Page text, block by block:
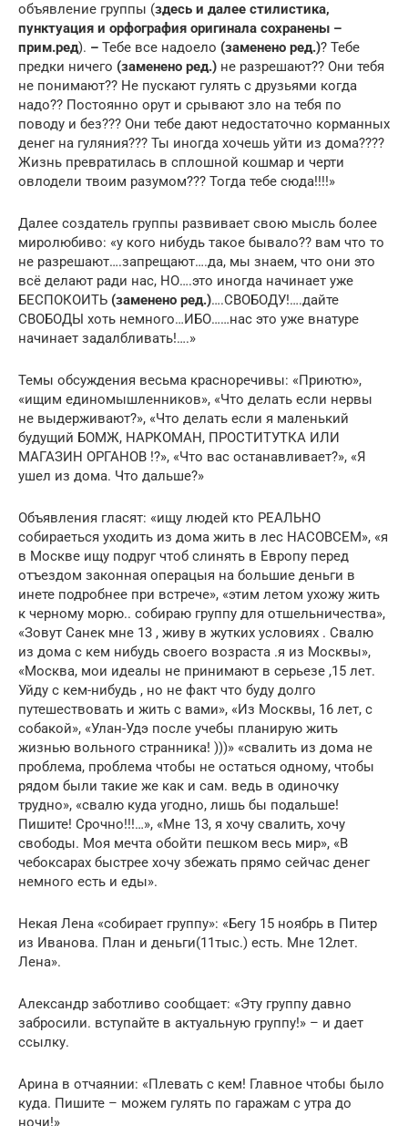
объявление группы (здесь и далее стилистика,
пунктуация и орфография оригинала сохранены –
прим.ред). – Тебе все надоело (заменено ред.)? Тебе
предки ничего (заменено ред.) не разрешают?? Они тебя
не понимают?? Не пускают гулять с друзьями когда
надо?? Постоянно орут и срывают зло на тебя по
поводу и без??? Они тебе дают недостаточно корманных
денег на гуляния??? Ты иногда хочешь уйти из дома????
Жизнь превратилась в сплошной кошмар и черти
овлодели твоим разумом??? Тогда тебе сюда!!!!»
Далее создатель группы развивает свою мысль более
миролюбиво: «у кого нибудь такое бывало?? вам что то
не разрешают….запрещают….да, мы знаем, что они это
всё делают ради нас, НО….это иногда начинает уже
БЕСПОКОИТЬ (заменено ред.)….СВОБОДУ!….дайте
СВОБОДЫ хоть немного…ИБО……нас это уже внатуре
начинает задалбливать!….»
Темы обсуждения весьма красноречивы: «Приютю»,
«ищим единомышленников», «Что делать если нервы
не выдерживают?», «Что делать если я маленький
будущий БОМЖ, НАРКОМАН, ПРОСТИТУТКА ИЛИ
МАГАЗИН ОРГАНОВ !?», «Что вас останавливает?», «Я
ушел из дома. Что дальше?»
Объявления гласят: «ищу людей кто РЕАЛЬНО
собираеться уходить из дома жить в лес НАСОВСЕМ», «я
в Москве ищу подруг чтоб слинять в Европу перед
отъездом законная операцыя на большие деньги в
инете подробнее при встрече», «этим летом ухожу жить
к черному морю.. собираю группу для отшельничества»,
«Зовут Санек мне 13 , живу в жутких условиях . Свалю
из дома с кем нибудь своего возраста .я из Москвы»,
«Москва, мои идеалы не принимают в серьезе ,15 лет.
Уйду с кем-нибудь , но не факт что буду долго
путешествовать и жить с вами», «Из Москвы, 16 лет, с
собакой», «Улан-Удэ после учебы планирую жить
жизнью вольного странника! )))» «свалить из дома не
проблема, проблема чтобы не остаться одному, чтобы
рядом были такие же как и сам. ведь в одиночку
трудно», «свалю куда угодно, лишь бы подальше!
Пишите! Срочно!!!…», «Мне 13, я хочу свалить, хочу
свободы. Моя мечта обойти пешком весь мир», «В
чебоксарах быстрее хочу збежать прямо сейчас денег
немного есть и еды».
Некая Лена «собирает группу»: «Бегу 15 ноябрь в Питер
из Иванова. План и деньги(11тыс.) есть. Мне 12лет.
Лена».
Александр заботливо сообщает: «Эту группу давно
забросили. вступайте в актуальную группу!» – и дает
ссылку.
Арина в отчаянии: «Плевать с кем! Главное чтобы было
куда. Пишите – можем гулять по гаражам с утра до
ночи!»